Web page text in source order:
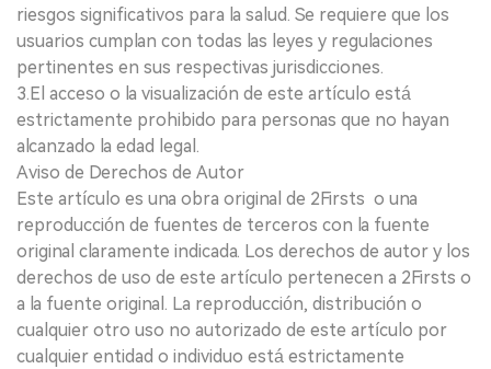
riesgos significativos para la salud. Se requiere que los
usuarios cumplan con todas las leyes y regulaciones
pertinentes en sus respectivas jurisdicciones.
3.El acceso o la visualización de este artículo está
estrictamente prohibido para personas que no hayan
alcanzado la edad legal.
Aviso de Derechos de Autor
Este artículo es una obra original de 2Firsts o una
reproducción de fuentes de terceros con la fuente
original claramente indicada. Los derechos de autor y los
derechos de uso de este artículo pertenecen a 2Firsts o
a la fuente original. La reproducción, distribución o
cualquier otro uso no autorizado de este artículo por
cualquier entidad o individuo está estrictamente